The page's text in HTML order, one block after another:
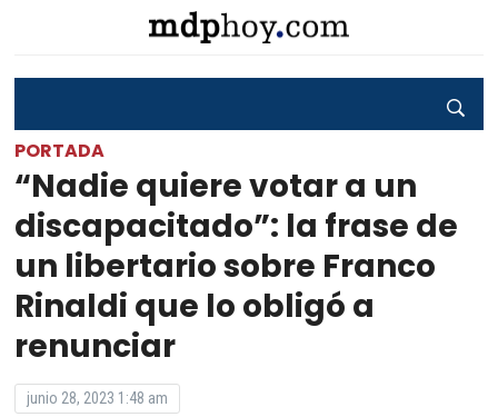
PORTADA
“Nadie quiere votar a un
discapacitado”: la frase de
un libertario sobre Franco
Rinaldi que lo obligó a
renunciar
junio 28, 2023 1:48 am